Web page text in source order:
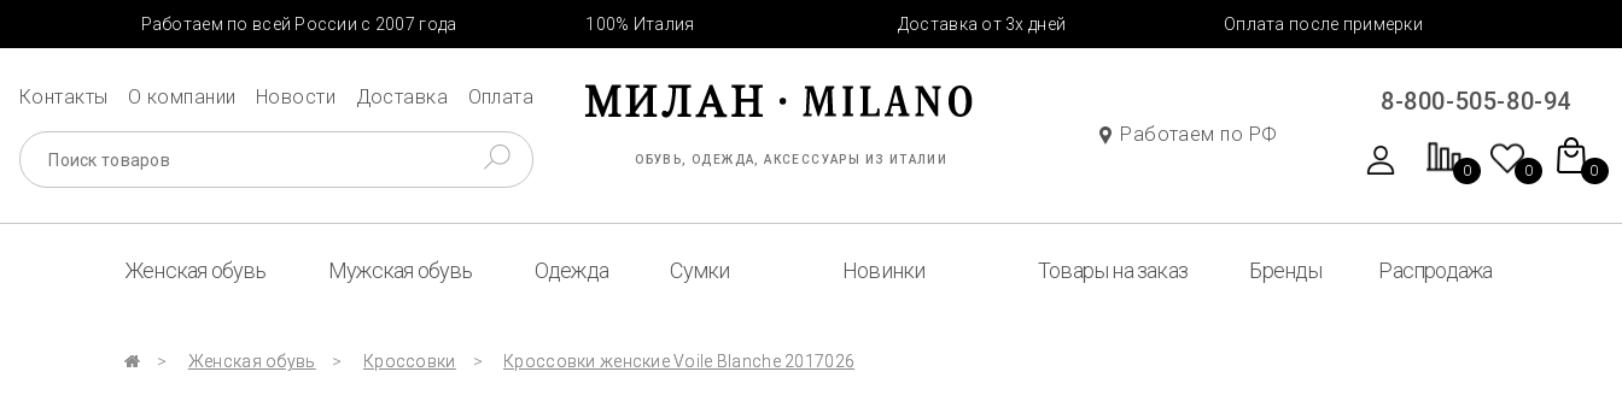
Работаем по всей России с 2007 года 100% Италия Доставка от 3х дней Оплата после примерки
Контакты О компании Новости Доставка Оплата
ОБУВЬ, ОДЕЖДА, АКСЕССУАРЫ ИЗ ИТАЛИИ
Работаем по РФ
8-800-505-80-94
0 0 0
Женская обувь Мужская обувь Одежда Сумки Новинки Товары на заказ Бренды Распродажа
Женская обувь Кроссовки Кроссовки женские Voile Blanche 2017026